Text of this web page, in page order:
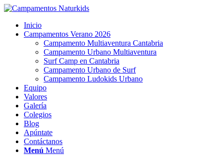
Inicio
Campamentos Verano 2026
Campamento Multiaventura Cantabria
Campamento Urbano Multiaventura
Surf Camp en Cantabria
Campamento Urbano de Surf
Campamento Ludokids Urbano
Equipo
Valores
Galería
Colegios
Blog
Apúntate
Contáctanos
Menú Menú